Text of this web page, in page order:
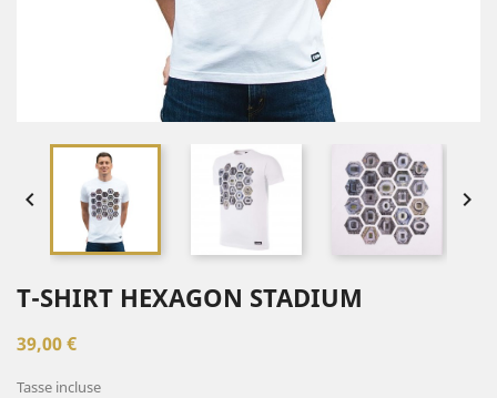
 
T-SHIRT HEXAGON STADIUM
39,00 €
Tasse incluse